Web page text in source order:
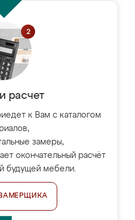
расчет
к Вам с каталогом
замеры,
окончательный расчёт
будущей мебели.